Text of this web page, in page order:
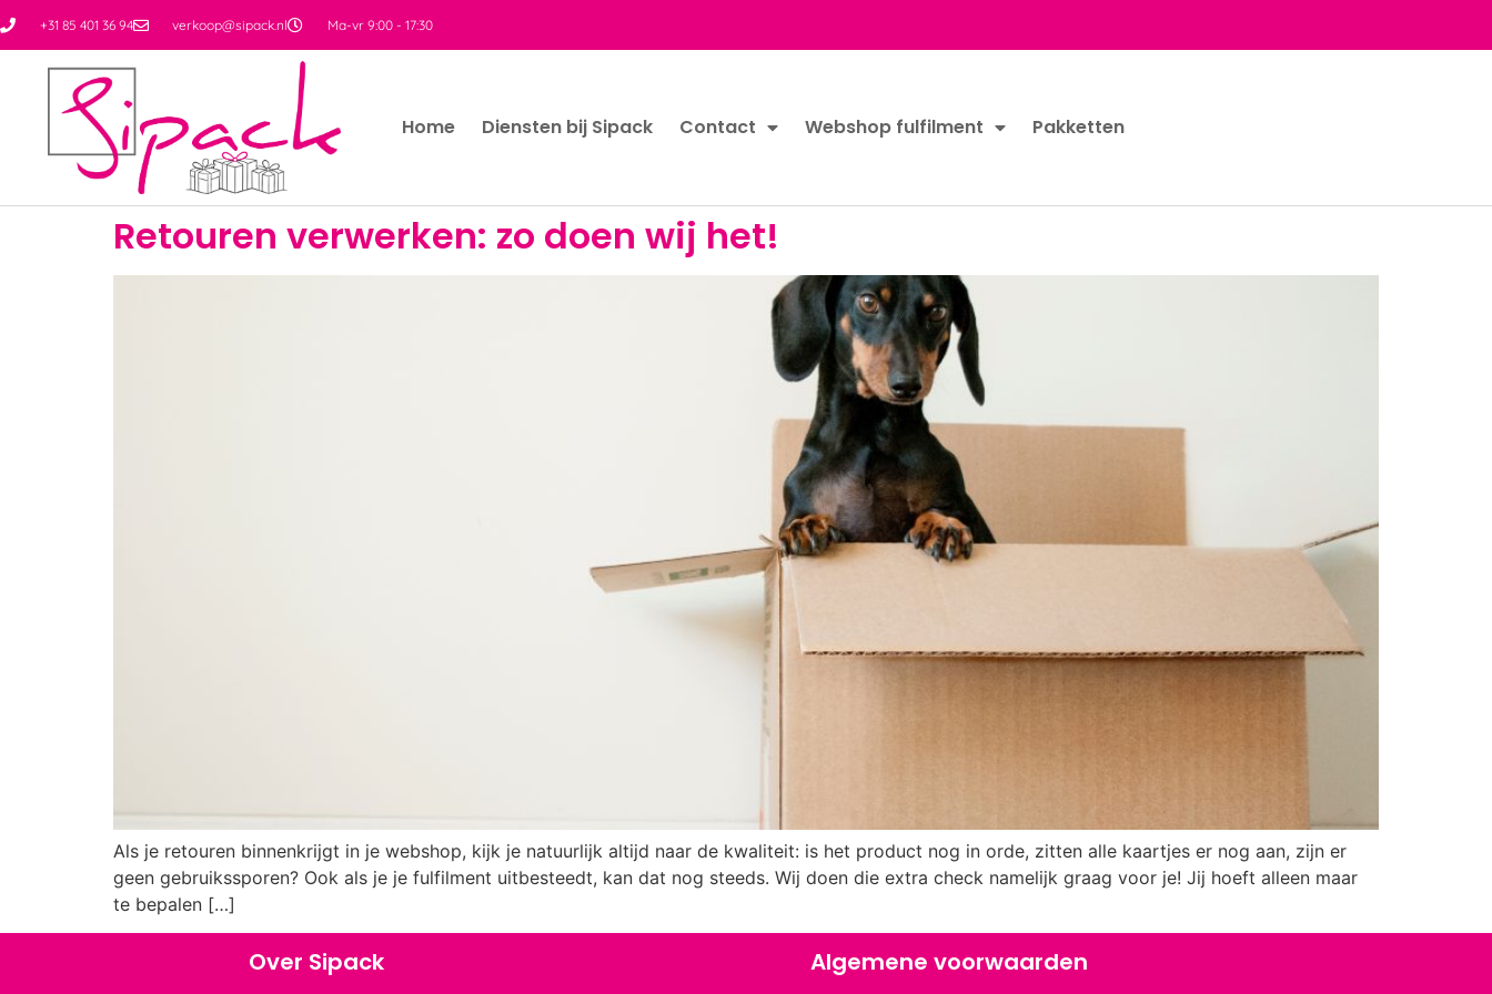
+31 85 401 36 94 verkoop@sipack.nl Ma-vr 9:00 - 17:30
Home Diensten bij Sipack Contact Webshop fulfilment Pakketten
Retouren verwerken: zo doen wij het!
Als je retouren binnenkrijgt in je webshop, kijk je natuurlijk altijd naar de kwaliteit: is het product nog in orde, zitten alle kaartjes er nog aan, zijn er
geen gebruikssporen? Ook als je je fulfilment uitbesteedt, kan dat nog steeds. Wij doen die extra check namelijk graag voor je! Jij hoeft alleen maar
te bepalen […]
Over Sipack Algemene voorwaarden